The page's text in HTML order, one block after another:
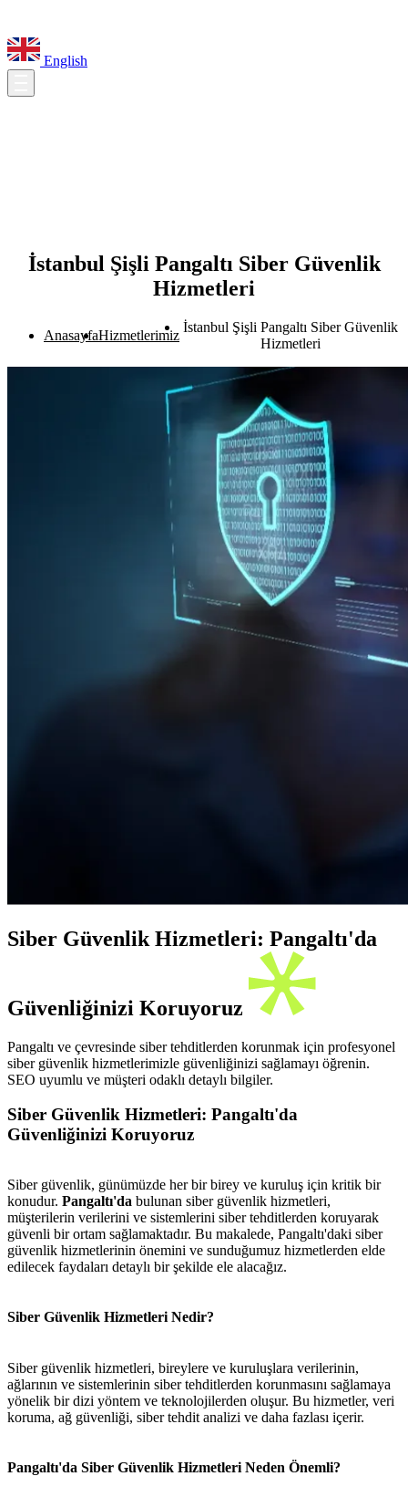
English
İstanbul Şişli Pangaltı Siber Güvenlik
Hizmetleri
AnasayfaHizmetlerimiz
İstanbul Şişli Pangaltı Siber Güvenlik
Hizmetleri
Siber Güvenlik Hizmetleri: Pangaltı'da
Güvenliğinizi Koruyoruz
Pangaltı ve çevresinde siber tehditlerden korunmak için profesyonel
siber güvenlik hizmetlerimizle güvenliğinizi sağlamayı öğrenin.
SEO uyumlu ve müşteri odaklı detaylı bilgiler.
Siber Güvenlik Hizmetleri: Pangaltı'da
Güvenliğinizi Koruyoruz
Siber güvenlik, günümüzde her bir birey ve kuruluş için kritik bir
konudur. Pangaltı'da bulunan siber güvenlik hizmetleri,
müşterilerin verilerini ve sistemlerini siber tehditlerden koruyarak
güvenli bir ortam sağlamaktadır. Bu makalede, Pangaltı'daki siber
güvenlik hizmetlerinin önemini ve sunduğumuz hizmetlerden elde
edilecek faydaları detaylı bir şekilde ele alacağız.
Siber Güvenlik Hizmetleri Nedir?
Siber güvenlik hizmetleri, bireylere ve kuruluşlara verilerinin,
ağlarının ve sistemlerinin siber tehditlerden korunmasını sağlamaya
yönelik bir dizi yöntem ve teknolojilerden oluşur. Bu hizmetler, veri
koruma, ağ güvenliği, siber tehdit analizi ve daha fazlası içerir.
Pangaltı'da Siber Güvenlik Hizmetleri Neden Önemli?